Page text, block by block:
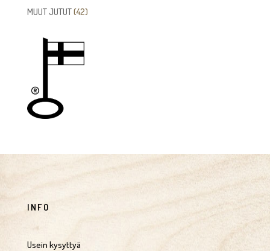
tuotetta
MUUT JUTUT 4242
INFO
Usein kysyttyä